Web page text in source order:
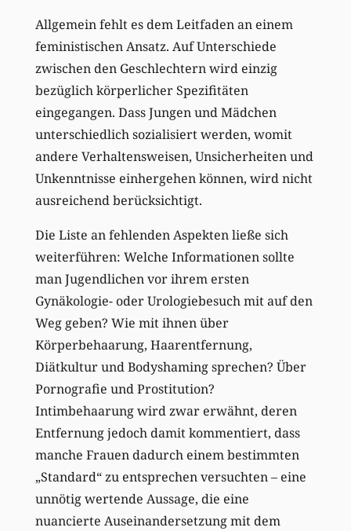
Allgemein fehlt es dem Leitfaden an einem
feministischen Ansatz. Auf Unterschiede
zwischen den Geschlechtern wird einzig
bezüglich körperlicher Spezifitäten
eingegangen. Dass Jungen und Mädchen
unterschiedlich sozialisiert werden, womit
andere Verhaltensweisen, Unsicherheiten und
Unkenntnisse einhergehen können, wird nicht
ausreichend berücksichtigt.
Die Liste an fehlenden Aspekten ließe sich
weiterführen: Welche Informationen sollte
man Jugendlichen vor ihrem ersten
Gynäkologie- oder Urologiebesuch mit auf den
Weg geben? Wie mit ihnen über
Körperbehaarung, Haarentfernung,
Diätkultur und Bodyshaming sprechen? Über
Pornografie und Prostitution?
Intimbehaarung wird zwar erwähnt, deren
Entfernung jedoch damit kommentiert, dass
manche Frauen dadurch einem bestimmten
„Standard“ zu entsprechen versuchten – eine
unnötig wertende Aussage, die eine
nuancierte Auseinandersetzung mit dem